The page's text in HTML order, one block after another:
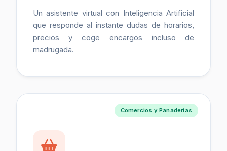
Un asistente virtual con Inteligencia Artificial
que responde al instante dudas de horarios,
precios y coge encargos incluso de
madrugada.
Comercios y Panaderías